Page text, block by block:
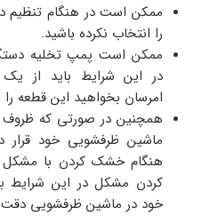
ممکن است در هنگام تنظیم
را انتخاب نکرده باشید.
ممکن است پمپ تخلیه
در این شرایط باید از یک
امرسان بخواهید این قطعه را
همچنین در صورتی که ظروف
ماشین ظرفشویی خود قرار
هنگام خشک کردن با مشکل
کردن مشکل در این شرایط
خود در ماشین ظرفشویی دقت